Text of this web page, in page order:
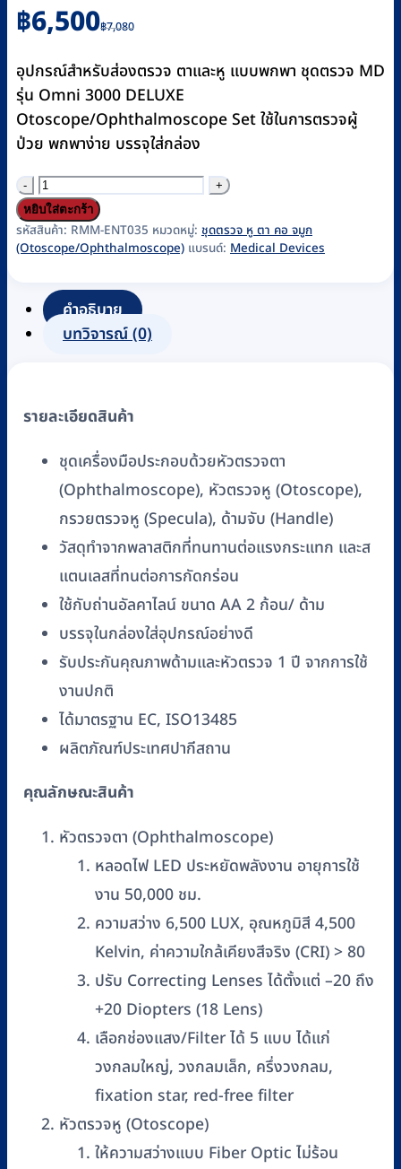
฿7,080
Original
price
was:
฿7,080.
฿6,500
Current
price
is:
฿6,500.
อุปกรณ์สำหรับส่องตรวจ ตาและหู แบบพกพา ชุดตรวจ MD
รุ่น Omni 3000 DELUXE
Otoscope/Ophthalmoscope Set ใช้ในการตรวจผู้
ป่วย พกพาง่าย บรรจุใส่กล่อง
จำนวน
ชุด
ตรวจ
ตา
รุ่น
Omni
Diagnostic
(M808-
496-
ชิ้น
หยิบใส่ตะกร้า
รหัสสินค้า: RMM-ENT035 หมวดหมู่: ชุดตรวจ หู ตา คอ จมูก
(Otoscope/Ophthalmoscope) แบรนด์: Medical Devices
คำอธิบาย
บทวิจารณ์ (0)
รายละเอียดสินค้า
ชุดเครื่องมือประกอบด้วยหัวตรวจตา
(Ophthalmoscope), หัวตรวจหู (Otoscope),
กรวยตรวจหู (Specula), ด้ามจับ (Handle)
วัสดุทำจากพลาสติกที่ทนทานต่อแรงกระแทก และส
แตนเลสที่ทนต่อการกัดกร่อน
ใช้กับถ่านอัลคาไลน์ ขนาด AA 2 ก้อน/ ด้าม
บรรจุในกล่องใส่อุปกรณ์อย่างดี
รับประกันคุณภาพด้ามและหัวตรวจ 1 ปี จากการใช้
งานปกติ
ได้มาตรฐาน EC, ISO13485
ผลิตภัณฑ์ประเทศปากีสถาน
คุณลักษณะสินค้า
หัวตรวจตา (Ophthalmoscope)
หลอดไฟ LED ประหยัดพลังงาน อายุการใช้
งาน 50,000 ชม.
ความสว่าง 6,500 LUX, อุณหภูมิสี 4,500
Kelvin, ค่าความใกล้เคียงสีจริง (CRI) > 80
ปรับ Correcting Lenses ได้ตั้งแต่ –20 ถึง
+20 Diopters (18 Lens)
เลือกช่องแสง/Filter ได้ 5 แบบ ได้แก่
วงกลมใหญ่, วงกลมเล็ก, ครึ่งวงกลม,
fixation star, red-free filter
หัวตรวจหู (Otoscope)
ให้ความสว่างแบบ Fiber Optic ไม่ร้อน